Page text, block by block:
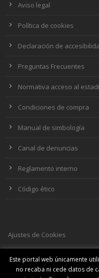
Aviso legal
Política de cookies
Declaración de
Preguntas Frecuentes
Normativa acceso al
Condiciones de compra
Manual de simbología
Canal de denuncias
Reglamento interno
Código ético
Ajustes de Cookies
Este portal web únicamente
no recaba ni cede datos de